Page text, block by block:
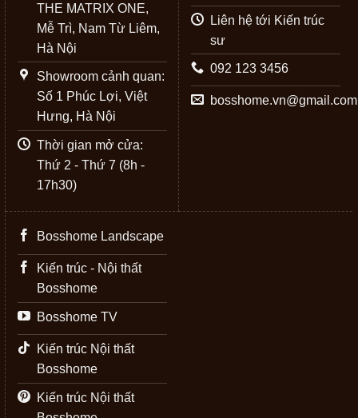
THE MATRIX ONE,
Mễ Trì, Nam Từ Liêm,
Hà Nội
Showroom cảnh quan:
Số 1 Phúc Lợi, Việt
Hưng, Hà Nội
Thời gian mở cửa:
Thứ 2 - Thứ 7 (8h -
17h30)
Liên hệ tới Kiến trúc
sư
092 123 3456
bosshome.vn@gmail.com
Bosshome Landscape
Kiến trúc - Nội thất
Bosshome
Bosshome TV
Kiến trúc Nội thất
Bosshome
Kiến trúc Nội thất